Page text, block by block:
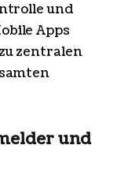
und
Apps
zentralen
und